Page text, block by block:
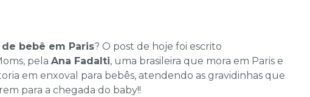
bebê em Paris? O post de hoje foi escrito
pela Ana Fadalti, uma brasileira que mora em Paris e
em enxoval para bebês, atendendo as gravidinhas que
para a chegada do baby!!